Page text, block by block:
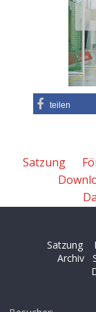
teilen
Satzung
Satzung
Archiv